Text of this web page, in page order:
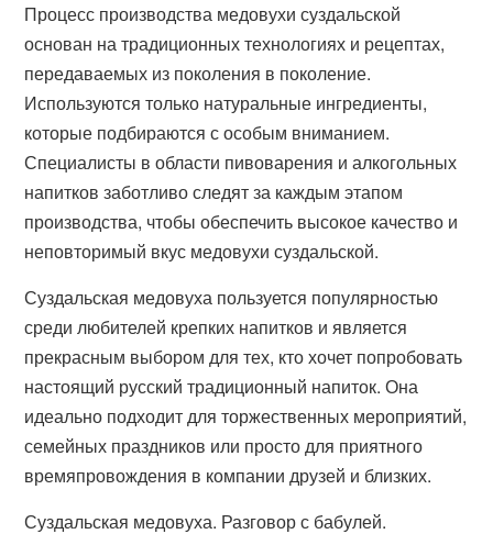
Процесс производства медовухи суздальской
основан на традиционных технологиях и рецептах,
передаваемых из поколения в поколение.
Используются только натуральные ингредиенты,
которые подбираются с особым вниманием.
Специалисты в области пивоварения и алкогольных
напитков заботливо следят за каждым этапом
производства, чтобы обеспечить высокое качество и
неповторимый вкус медовухи суздальской.
Суздальская медовуха пользуется популярностью
среди любителей крепких напитков и является
прекрасным выбором для тех, кто хочет попробовать
настоящий русский традиционный напиток. Она
идеально подходит для торжественных мероприятий,
семейных праздников или просто для приятного
времяпровождения в компании друзей и близких.
Суздальская медовуха. Разговор с бабулей.